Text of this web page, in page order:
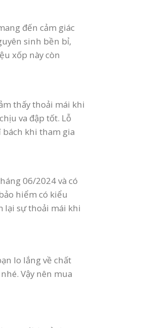
đến cảm giác
sinh bền bỉ,
xốp này còn
thấy thoải mái khi
va đập tốt. Lỗ
khi tham gia
06/2024 và có
hiểm có kiểu
lại sự thoải mái khi
lo lắng về chất
Vậy nên mua